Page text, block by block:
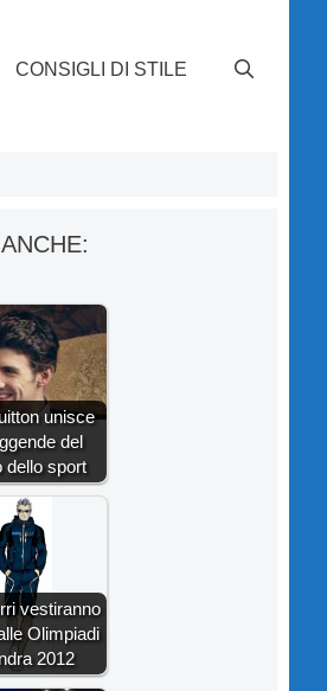
CONSIGLI DI STILE
unisce
del
dello sport
vestiranno
Olimpiadi
2012